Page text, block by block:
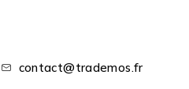
contact@trademos.fr